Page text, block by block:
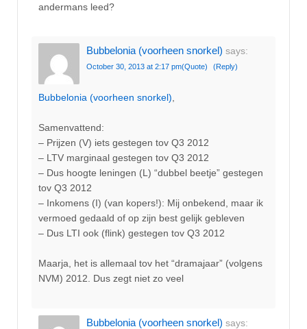
andermans leed?
Bubbelonia (voorheen snorkel) says:
October 30, 2013 at 2:17 pm(Quote) (Reply)
Bubbelonia (voorheen snorkel)
Samenvattend:
– Prijzen (V) iets gestegen tov Q3 2012
– LTV marginaal gestegen tov Q3 2012
– Dus hoogte leningen (L) “dubbel beetje” gestegen
tov Q3 2012
– Inkomens (I) (van kopers!): Mij onbekend, maar ik
vermoed gedaald of op zijn best gelijk gebleven
– Dus LTI ook (flink) gestegen tov Q3 2012
Maarja, het is allemaal tov het “dramajaar” (volgens
NVM) 2012. Dus zegt niet zo veel
Bubbelonia (voorheen snorkel) says: